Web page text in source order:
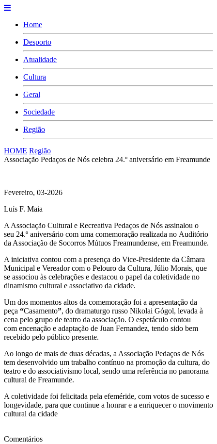
Home
Desporto
Atualidade
Cultura
Geral
Sociedade
Região
HOME Região
Associação Pedaços de Nós celebra 24.º aniversário em Freamunde
Fevereiro, 03-2026
Luís F. Maia
A Associação Cultural e Recreativa Pedaços de Nós assinalou o
seu 24.º aniversário com uma comemoração realizada no Auditório
da Associação de Socorros Mútuos Freamundense, em Freamunde.
A iniciativa contou com a presença do Vice-Presidente da Câmara
Municipal e Vereador com o Pelouro da Cultura, Júlio Morais, que
se associou às celebrações e destacou o papel da coletividade no
dinamismo cultural e associativo da cidade.
Um dos momentos altos da comemoração foi a apresentação da
peça “Casamento”, do dramaturgo russo Nikolai Gógol, levada à
cena pelo grupo de teatro da associação. O espetáculo contou
com encenação e adaptação de Juan Fernandez, tendo sido bem
recebido pelo público presente.
Ao longo de mais de duas décadas, a Associação Pedaços de Nós
tem desenvolvido um trabalho contínuo na promoção da cultura, do
teatro e do associativismo local, sendo uma referência no panorama
cultural de Freamunde.
A coletividade foi felicitada pela efeméride, com votos de sucesso e
longevidade, para que continue a honrar e a enriquecer o movimento
cultural da cidade
Comentários